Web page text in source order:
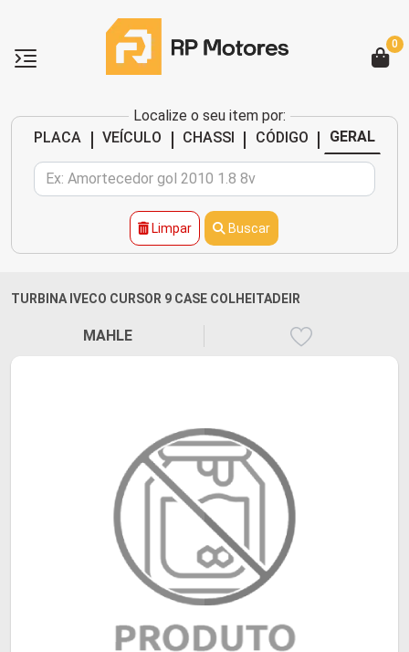
Localize o seu item por:
PLACA
| VEÍCULO | CHASSI | CÓDIGO | GERAL
Limpar Buscar
0
TURBINA IVECO CURSOR 9 CASE COLHEITADEIR
MAHLE